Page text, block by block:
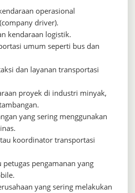
operasional
driver).
kendaraan logistik.
umum seperti bus dan
dan layanan transportasi
proyek di industri minyak,
yang sering menggunakan
koordinator transportasi
petugas pengamanan yang
yang sering melakukan